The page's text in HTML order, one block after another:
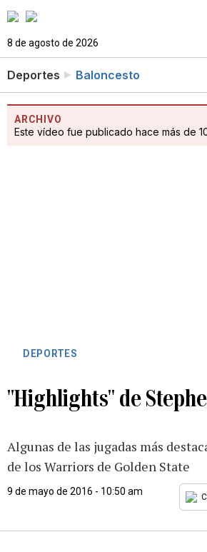
8 de agosto de 2026
Deportes Baloncesto
ARCHIVO
Este vídeo fue publicado hace más de
DEPORTES
"Highlights" de
Algunas de las jugadas más
de los Warriors de Golden State
9 de mayo de 2016 - 10:50 am